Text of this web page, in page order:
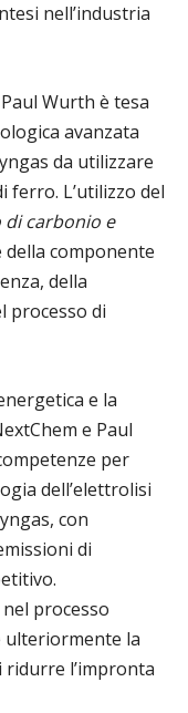
nell’industria
Wurth è tesa
avanzata
da utilizzare
ferro. L’utilizzo del
di carbonio e
componente
della
processo di
e la
e Paul
per
dell’elettrolisi
con
di
processo
ulteriormente la
ridurre l’impronta